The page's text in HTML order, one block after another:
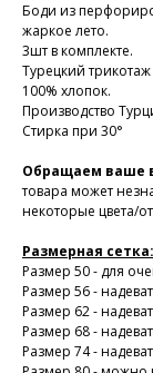
Боди из
жаркое лето.
3шт в комплекте.
Турецкий
100% хлопок.
Производство
Стирка при 30°
Обращаем ваше
товара может
некоторые цвета/
Размерная сетка:
Размер 50 - для
Размер 56 -
Размер 62 -
Размер 68 -
Размер 74 -